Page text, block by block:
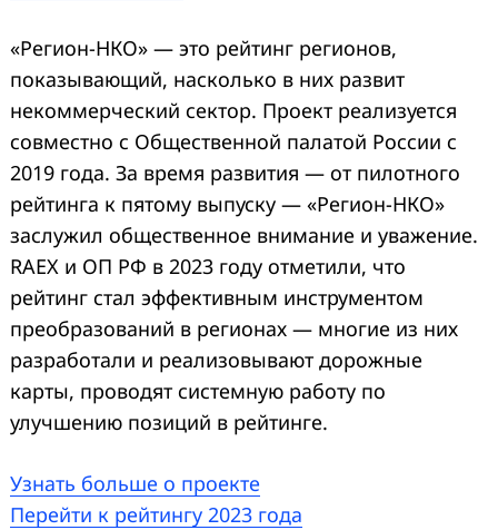
«Регион-НКО» — это рейтинг регионов,
показывающий, насколько в них развит
некоммерческий сектор. Проект реализуется
совместно с Общественной палатой России с
2019 года. За время развития — от пилотного
рейтинга к пятому выпуску — «Регион-НКО»
заслужил общественное внимание и уважение.
RAEX и ОП РФ в 2023 году отметили, что
рейтинг стал эффективным инструментом
преобразований в регионах — многие из них
разработали и реализовывают дорожные
карты, проводят системную работу по
улучшению позиций в рейтинге.
Узнать больше о проекте
Перейти к рейтингу 2023 года